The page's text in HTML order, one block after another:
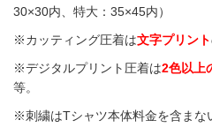
30×30内、特大：35×45内）
※カッティング圧着は文字プリント
※デジタルプリント圧着は2色以上
等。
※刺繍はTシャツ本体料金を含まな